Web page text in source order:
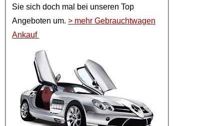
Sie sich doch mal bei unseren Top
Angeboten um. > mehr Gebrauchtwagen
Ankauf